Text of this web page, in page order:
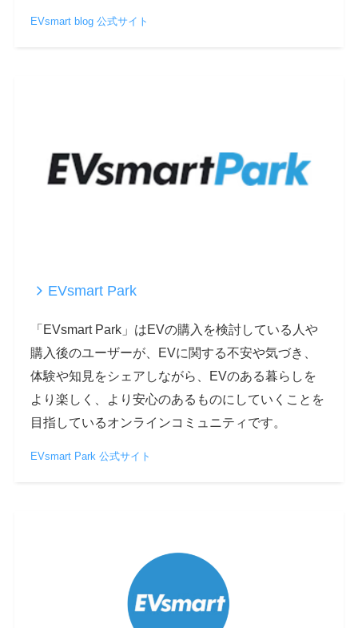
EVsmart blog 公式サイト
EVsmart Park
「EVsmart Park」はEVの購入を検討している人や
購入後のユーザーが、EVに関する不安や気づき、
体験や知見をシェアしながら、EVのある暮らしを
より楽しく、より安心のあるものにしていくことを
目指しているオンラインコミュニティです。
EVsmart Park 公式サイト